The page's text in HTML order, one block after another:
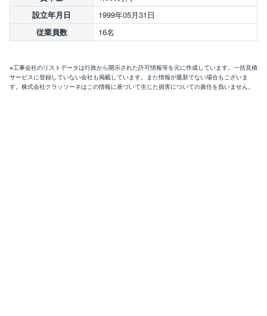
設立年月日 1999年05月31日
従業員数 16名
※工事会社のリストデータは行政から開示された許可情報等を元に作成しています。一括見積
サービスに登録していない会社も掲載しています。また情報が最新でない場合もございま
す。株式会社クラッソーネはこの情報に基づいて生じた損害についての責任を負いません。